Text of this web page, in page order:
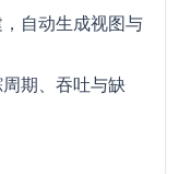
自动生成视图与
期、吞吐与缺